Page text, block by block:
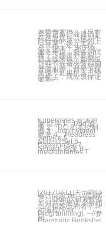
云栖号资讯：【点击
查看更多行业资讯】
在这里您可以找到不
同行业的第一手的上
云资讯，还在等什
么，快来！ 对于微
服务来说，服务的优
雅上下线是必要的。
就上线来说，如果组
件或者容器没有启动
成功，就不应该对外
暴露服务，对于下线
来说，如果机器已经
停机了，就应该保证
服务已
Kubernetes 资源对
象 目录 1、Pod 资
源 2、RC 副本控制
器 3、deployment
资源 4、Headless
Service 5、
StatefulSet 6、
DaemonSet 7、
Service 资源 8、
ipvs和iptables工
[20170711]关于tmux
会话问题.txt --//星期
了一些tmux相关数据,
如何共享会话,老外给
一个很好听的名字叫
对编程(Pair
Programming). --//参
籍